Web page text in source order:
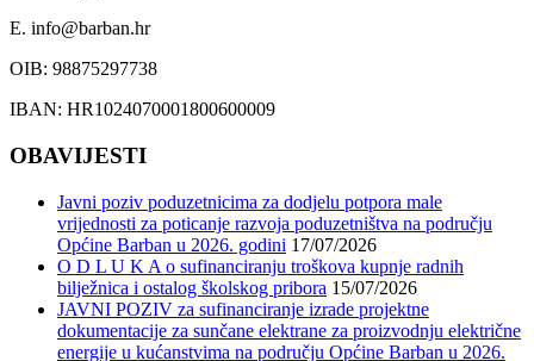
E. info@barban.hr
OIB: 98875297738
IBAN: HR1024070001800600009
OBAVIJESTI
Javni poziv poduzetnicima za dodjelu potpora male
vrijednosti za poticanje razvoja poduzetništva na području
Općine Barban u 2026. godini 17/07/2026
O D L U K A o sufinanciranju troškova kupnje radnih
bilježnica i ostalog školskog pribora 15/07/2026
JAVNI POZIV za sufinanciranje izrade projektne
dokumentacije za sunčane elektrane za proizvodnju električne
energije u kućanstvima na području Općine Barban u 2026.